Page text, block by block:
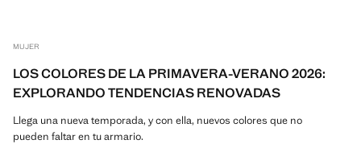
MUJER
LOS COLORES DE LA PRIMAVERA-VERANO 2026:
EXPLORANDO TENDENCIAS RENOVADAS
Llega una nueva temporada, y con ella, nuevos colores que no
pueden faltar en tu armario.